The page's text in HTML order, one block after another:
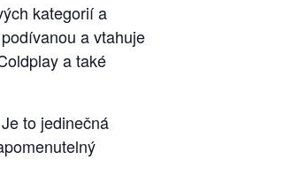
kategorií a
a vtahuje
a také
to jedinečná